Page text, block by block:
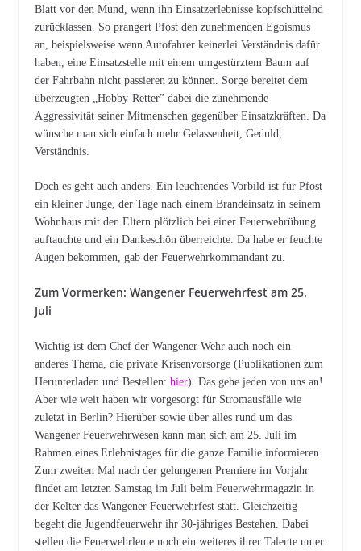
Blatt vor den Mund, wenn ihn Einsatzerlebnisse kopfschüttelnd
zurücklassen. So prangert Pfost den zunehmenden Egoismus
an, beispielsweise wenn Autofahrer keinerlei Verständnis dafür
haben, eine Einsatzstelle mit einem umgestürztem Baum auf
der Fahrbahn nicht passieren zu können. Sorge bereitet dem
überzeugten „Hobby-Retter” dabei die zunehmende
Aggressivität seiner Mitmenschen gegenüber Einsatzkräften. Da
wünsche man sich einfach mehr Gelassenheit, Geduld,
Verständnis.
Doch es geht auch anders. Ein leuchtendes Vorbild ist für Pfost
ein kleiner Junge, der Tage nach einem Brandeinsatz in seinem
Wohnhaus mit den Eltern plötzlich bei einer Feuerwehrübung
auftauchte und ein Dankeschön überreichte. Da habe er feuchte
Augen bekommen, gab der Feuerwehrkommandant zu.
Zum Vormerken: Wangener Feuerwehrfest am 25.
Juli
Wichtig ist dem Chef der Wangener Wehr auch noch ein
anderes Thema, die private Krisenvorsorge (Publikationen zum
Herunterladen und Bestellen: hier). Das gehe jeden von uns an!
Aber wie weit haben wir vorgesorgt für Stromausfälle wie
zuletzt in Berlin? Hierüber sowie über alles rund um das
Wangener Feuerwehrwesen kann man sich am 25. Juli im
Rahmen eines Erlebnistages für die ganze Familie informieren.
Zum zweiten Mal nach der gelungenen Premiere im Vorjahr
findet am letzten Samstag im Juli beim Feuerwehrmagazin in
der Kelter das Wangener Feuerwehrfest statt. Gleichzeitig
begeht die Jugendfeuerwehr ihr 30-jähriges Bestehen. Dabei
stellen die Feuerwehrleute noch ein weiteres ihrer Talente unter